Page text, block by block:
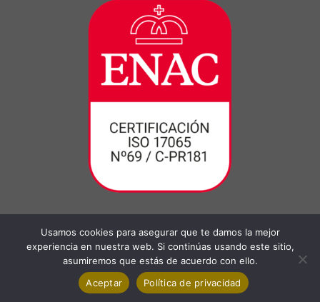
Usamos cookies para asegurar que te damos la mejor
experiencia en nuestra web. Si continúas usando este sitio,
asumiremos que estás de acuerdo con ello.
Aceptar
Política de privacidad